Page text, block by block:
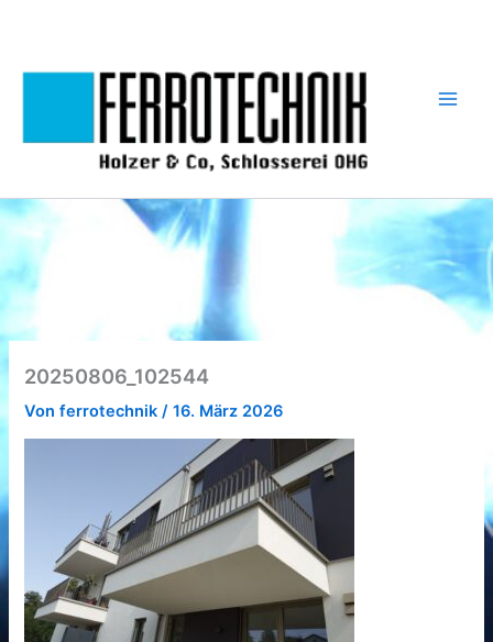
20250806_102544
Vonferrotechnik /16. März 2026